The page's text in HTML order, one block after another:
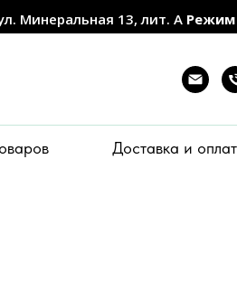
Минеральная 13, лит. А
Доставка и